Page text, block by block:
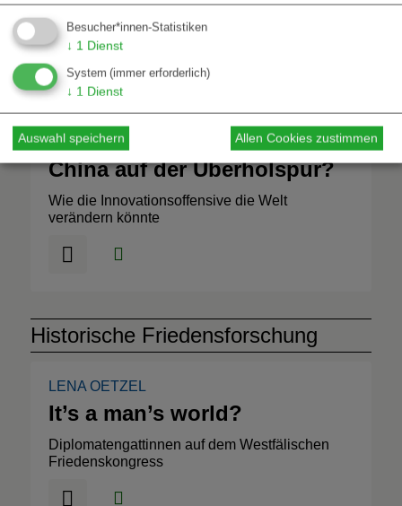
Entwicklung und soziale Konflikte im
chinesischen Hinterland
CLAUDIA WESSLING
China auf der Überholspur?
Wie die Innovationsoffensive die Welt
verändern könnte
Historische Friedensforschung
LENA OETZEL
It’s a man’s world?
Diplomatengattinnen auf dem Westfälischen
Friedenskongress
Besucher*innen-Statistiken
↓ 1 Dienst
System (immer erforderlich)
↓ 1 Dienst
Auswahl speichern Allen Cookies zustimmen